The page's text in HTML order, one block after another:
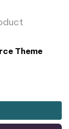
Theme